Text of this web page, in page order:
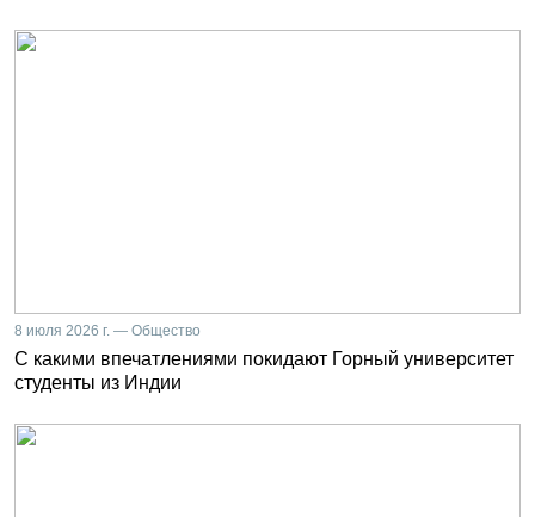
8 июля 2026 г. — Общество
С какими впечатлениями покидают Горный университет
студенты из Индии